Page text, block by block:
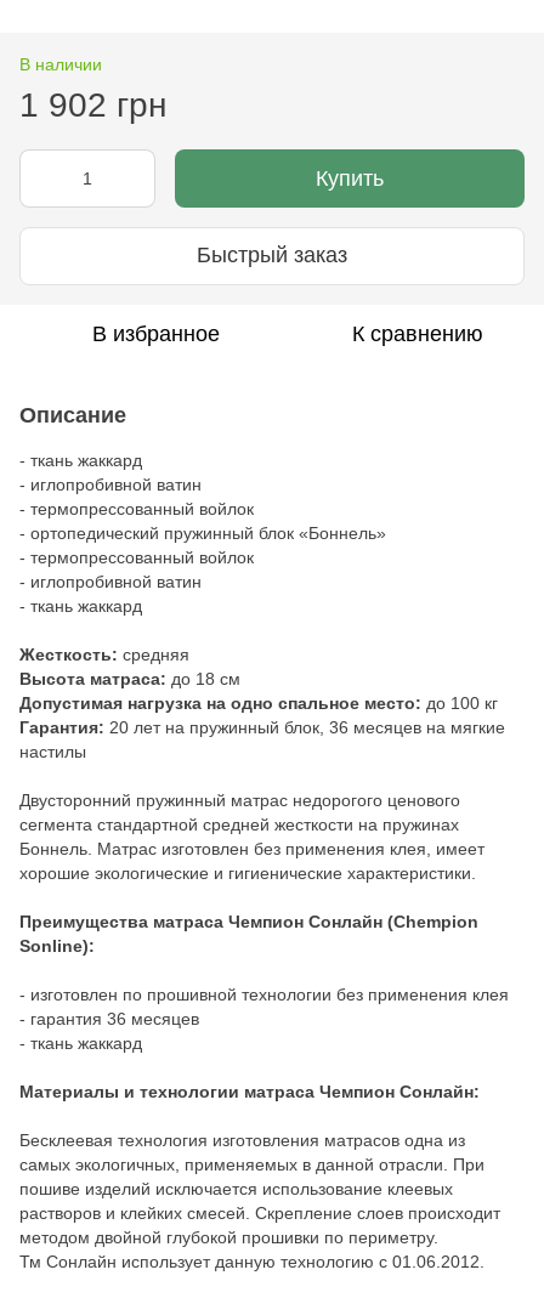
В наличии
1 902 грн
Купить
Быстрый заказ
В избранное К сравнению
Описание
- ткань жаккард
- иглопробивной ватин
- термопрессованный войлок
- ортопедический пружинный блок «Боннель»
- термопрессованный войлок
- иглопробивной ватин
- ткань жаккард
Жесткость: средняя
Высота матраса: до 18 см
Допустимая нагрузка на одно спальное место: до 100 кг
Гарантия: 20 лет на пружинный блок, 36 месяцев на мягкие
настилы
Двусторонний пружинный матрас недорогого ценового
сегмента стандартной средней жесткости на пружинах
Боннель. Матрас изготовлен без применения клея, имеет
хорошие экологические и гигиенические характеристики.
Преимущества матраса Чемпион Сонлайн (Chempion
Sonline):
- изготовлен по прошивной технологии без применения клея
- гарантия 36 месяцев
- ткань жаккард
Материалы и технологии матраса Чемпион Сонлайн:
Бесклеевая технология изготовления матрасов одна из
самых экологичных, применяемых в данной отрасли. При
пошиве изделий исключается использование клеевых
растворов и клейких смесей. Скрепление слоев происходит
методом двойной глубокой прошивки по периметру.
Тм Сонлайн использует данную технологию с 01.06.2012.